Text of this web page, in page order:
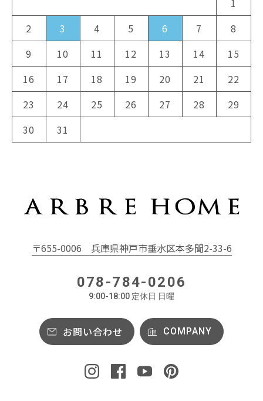
2
3 4 5 6 7
8
9
10 11 12 13 14
15
16
17 18 19 20 21
22
23
24 25 26 27 28
29
30
31
〒655-0006 兵庫県神戸市垂水区本多聞2-33-6
078-784-0206
9:00-18:00 定休日 日曜
お問い合わせ COMPANY